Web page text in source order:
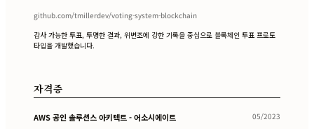
github.com/tmillerdev/voting-system-blockchain
감사 가능한 투표, 투명한 결과, 위변조에 강한 기록을 중심으로 블록체인 투표 프로토
타입을 개발했습니다.
자격증
AWS 공인 솔루션스 아키텍트 - 어소시에이트 05/2023